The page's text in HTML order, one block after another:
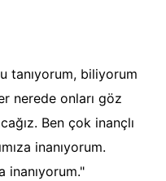
tanıyorum, biliyorum
nerede onları göz
Ben çok inançlı
inanıyorum.
inanıyorum."